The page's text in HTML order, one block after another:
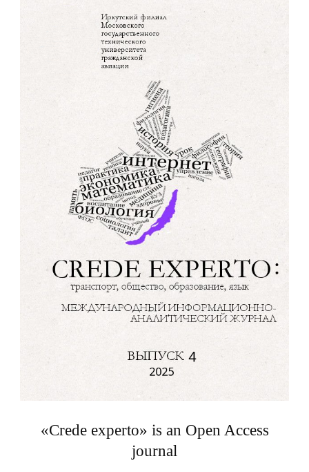
«Crede experto» is an Open Access
journal